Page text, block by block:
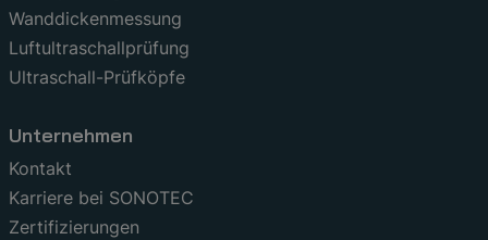
Wanddickenmessung
Luftultraschallprüfung
Ultraschall-Prüfköpfe
Unternehmen
Kontakt
Karriere bei SONOTEC
Zertifizierungen